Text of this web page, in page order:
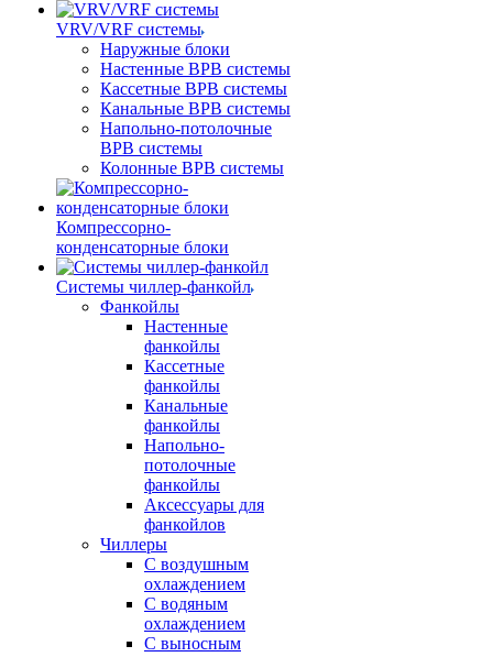
VRV/VRF системы
Наружные блоки
Настенные ВРВ системы
Кассетные ВРВ системы
Канальные ВРВ системы
Напольно-потолочные
ВРВ системы
Колонные ВРВ системы
Компрессорно-
конденсаторные блоки
Системы чиллер-фанкойл
Фанкойлы
Настенные
фанкойлы
Кассетные
фанкойлы
Канальные
фанкойлы
Напольно-
потолочные
фанкойлы
Аксессуары для
фанкойлов
Чиллеры
С воздушным
охлаждением
С водяным
охлаждением
С выносным